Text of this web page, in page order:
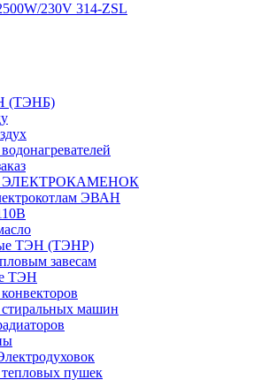
230V 314-ZSL
(ТЭНБ)
ЭЛЕКТРОКАМЕНОК
ЭВАН
ТЭН (ТЭНР)
завесам
ТЭН
машин
пушек